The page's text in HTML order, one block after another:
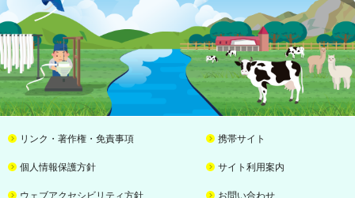
リンク・著作権・免責事項 携帯サイト
個人情報保護方針 サイト利用案内
ウェブアクセシビリティ方針 お問い合わせ